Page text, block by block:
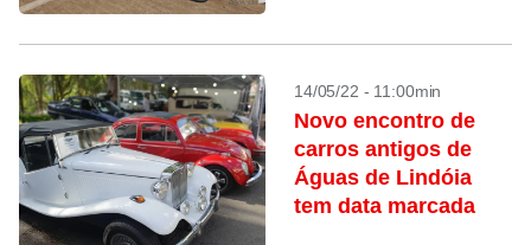
14/05/22 - 11:00min
Novo encontro de
carros antigos de
Águas de Lindóia
tem data marcada